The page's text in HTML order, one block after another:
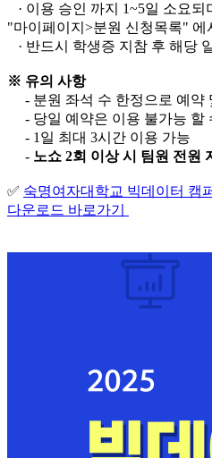
· 이용 승인 까지 1~5일 소요되
"마이페이지>분원 신청목록" 에
· 반드시 학생증 지참 후 해당
※ 유의 사항
- 분원 좌석 수 한정으로 예약
- 당일 예약은 이용 불가능 할
- 1일 최대 3시간 이용 가능
- 노쇼 2회 이상 시 팀원 전원
✅ 숙명여자대학교 빅데이터 캠
다운로드 바로가기